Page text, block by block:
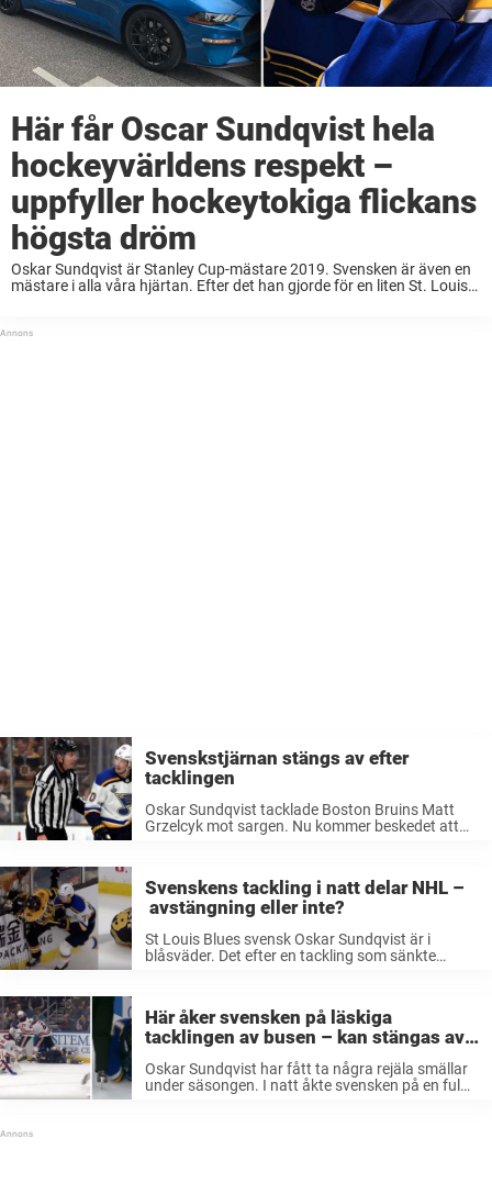
Här får Oscar Sundqvist hela
hockeyvärldens respekt –
uppfyller hockeytokiga flickans
högsta dröm
Oskar Sundqvist är Stanley Cup-mästare 2019. Svensken är även en
mästare i alla våra hjärtan. Efter det han gjorde för en liten St. Louis
Svenskstjärnan stängs av efter
tacklingen
Oskar Sundqvist tacklade Boston Bruins Matt
Grzelcyk mot sargen. Nu kommer beskedet att
genombrott i ...
Svenskens tackling i natt delar NHL –
avstängning eller inte?
St Louis Blues svensk Oskar Sundqvist är i
blåsväder. Det efter en tackling som sänkte
Här åker svensken på läskiga
tacklingen av busen – kan stängas av
efter matchstraffet
Oskar Sundqvist har fått ta några rejäla smällar
under säsongen. I natt åkte svensken på en ful